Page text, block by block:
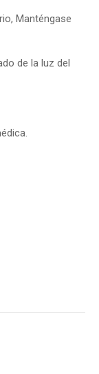
Manténgase
de la luz del